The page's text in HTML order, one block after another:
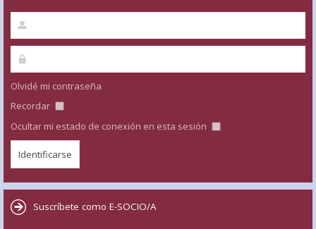
Olvidé mi contraseña
Recordar
Ocultar mi estado de conexión en esta sesión
Suscríbete como E-SOCIO/A